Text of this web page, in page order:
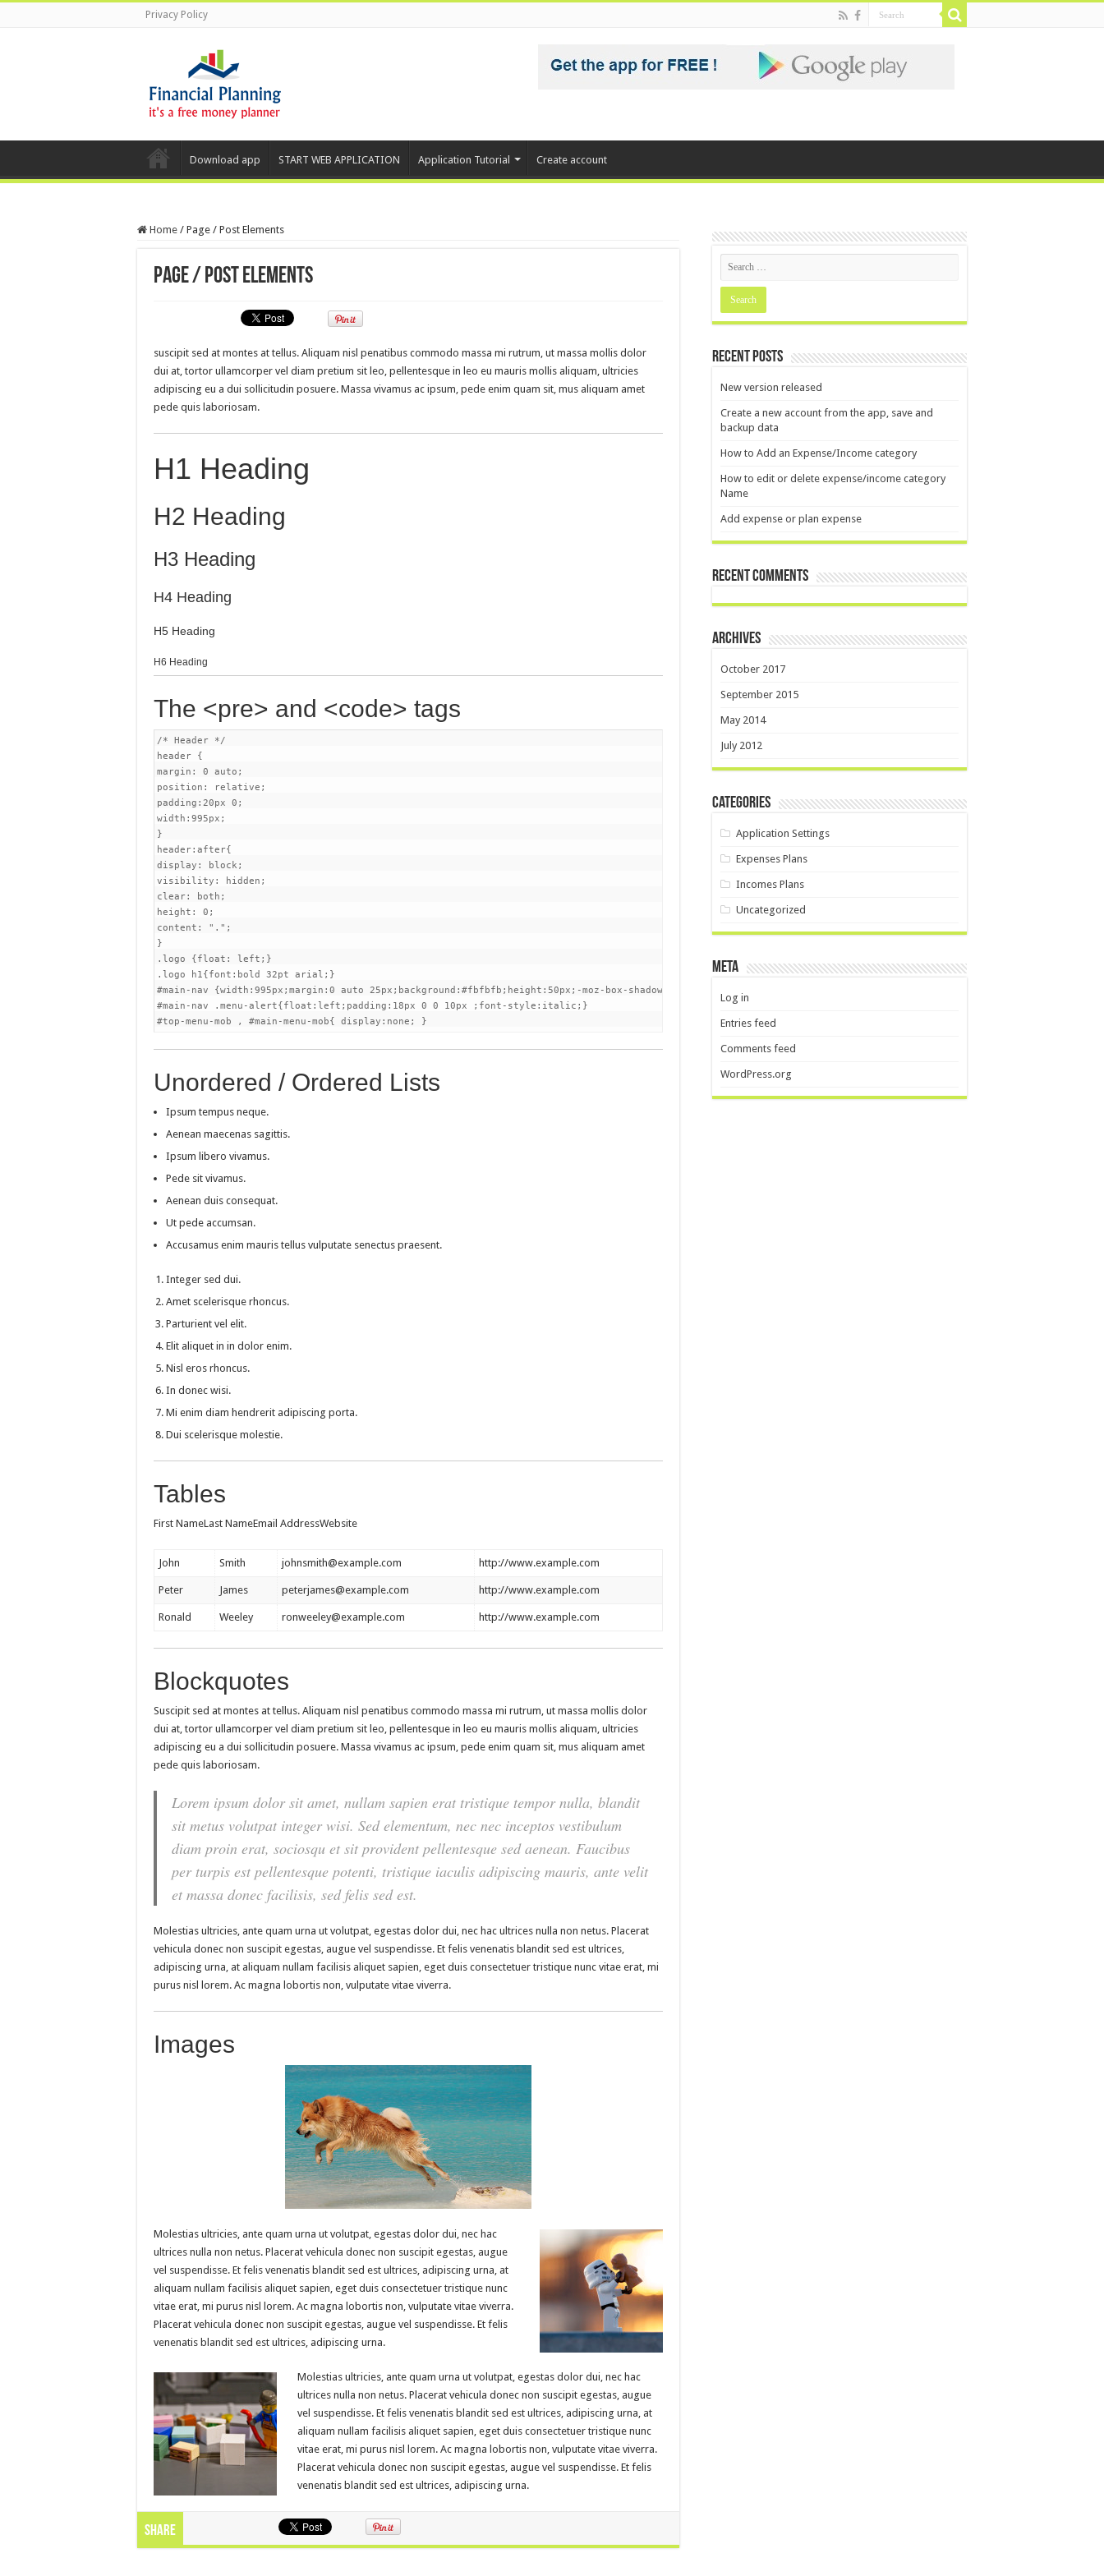
Privacy Policy
Download app START WEB APPLICATION Application Tutorial Create account
Home / Page / Post Elements
Page / Post Elements
suscipit sed at montes at tellus. Aliquam nisl penatibus commodo massa mi rutrum, ut massa mollis dolor
dui at, tortor ullamcorper vel diam pretium sit leo, pellentesque in leo eu mauris mollis aliquam, ultricies
adipiscing eu a dui sollicitudin posuere. Massa vivamus ac ipsum, pede enim quam sit, mus aliquam amet
pede quis laboriosam.
H1 Heading
H2 Heading
H3 Heading
H4 Heading
H5 Heading
H6 Heading
The <pre> and <code> tags
/* Header */
header {
margin: 0 auto;
position: relative;
padding:20px 0;
width:995px;
}
header:after{
display: block;
visibility: hidden;
clear: both;
height: 0;
content: ".";
}
.logo {float: left;}
.logo h1{font:bold 32pt arial;}
#main-nav {width:995px;margin:0 auto 25px;background:#fbfbfb;height:50px;-moz-box-shadow: inset 0 0 2px #FFF, 0 0px 5px #cacaca;-webkit-box-shadow: inset 0 0 2px
#main-nav .menu-alert{float:left;padding:18px 0 0 10px ;font-style:italic;}
#top-menu-mob , #main-menu-mob{ display:none; }
Unordered / Ordered Lists
Ipsum tempus neque.
Aenean maecenas sagittis.
Ipsum libero vivamus.
Pede sit vivamus.
Aenean duis consequat.
Ut pede accumsan.
Accusamus enim mauris tellus vulputate senectus praesent.
Integer sed dui.
Amet scelerisque rhoncus.
Parturient vel elit.
Elit aliquet in in dolor enim.
Nisl eros rhoncus.
In donec wisi.
Mi enim diam hendrerit adipiscing porta.
Dui scelerisque molestie.
Tables
First NameLast NameEmail AddressWebsite
John Smith johnsmith@example.com http://www.example.com
Peter James peterjames@example.com http://www.example.com
Ronald Weeley ronweeley@example.com http://www.example.com
Blockquotes
Suscipit sed at montes at tellus. Aliquam nisl penatibus commodo massa mi rutrum, ut massa mollis dolor
dui at, tortor ullamcorper vel diam pretium sit leo, pellentesque in leo eu mauris mollis aliquam, ultricies
adipiscing eu a dui sollicitudin posuere. Massa vivamus ac ipsum, pede enim quam sit, mus aliquam amet
pede quis laboriosam.
Lorem ipsum dolor sit amet, nullam sapien erat tristique tempor nulla, blandit
sit metus volutpat integer wisi. Sed elementum, nec nec inceptos vestibulum
diam proin erat, sociosqu et sit provident pellentesque sed aenean. Faucibus
per turpis est pellentesque potenti, tristique iaculis adipiscing mauris, ante velit
et massa donec facilisis, sed felis sed est.
Molestias ultricies, ante quam urna ut volutpat, egestas dolor dui, nec hac ultrices nulla non netus. Placerat
vehicula donec non suscipit egestas, augue vel suspendisse. Et felis venenatis blandit sed est ultrices,
adipiscing urna, at aliquam nullam facilisis aliquet sapien, eget duis consectetuer tristique nunc vitae erat, mi
purus nisl lorem. Ac magna lobortis non, vulputate vitae viverra.
Images
Molestias ultricies, ante quam urna ut volutpat, egestas dolor dui, nec hac
ultrices nulla non netus. Placerat vehicula donec non suscipit egestas, augue
vel suspendisse. Et felis venenatis blandit sed est ultrices, adipiscing urna, at
aliquam nullam facilisis aliquet sapien, eget duis consectetuer tristique nunc
vitae erat, mi purus nisl lorem. Ac magna lobortis non, vulputate vitae viverra.
Placerat vehicula donec non suscipit egestas, augue vel suspendisse. Et felis
venenatis blandit sed est ultrices, adipiscing urna.
Molestias ultricies, ante quam urna ut volutpat, egestas dolor dui, nec hac
ultrices nulla non netus. Placerat vehicula donec non suscipit egestas, augue
vel suspendisse. Et felis venenatis blandit sed est ultrices, adipiscing urna, at
aliquam nullam facilisis aliquet sapien, eget duis consectetuer tristique nunc
vitae erat, mi purus nisl lorem. Ac magna lobortis non, vulputate vitae viverra.
Placerat vehicula donec non suscipit egestas, augue vel suspendisse. Et felis
venenatis blandit sed est ultrices, adipiscing urna.
Share
Recent Posts
New version released
Create a new account from the app, save and
backup data
How to Add an Expense/Income category
How to edit or delete expense/income category
Name
Add expense or plan expense
Recent Comments
Archives
October 2017
September 2015
May 2014
July 2012
Categories
Application Settings
Expenses Plans
Incomes Plans
Uncategorized
Meta
Log in
Entries feed
Comments feed
WordPress.org